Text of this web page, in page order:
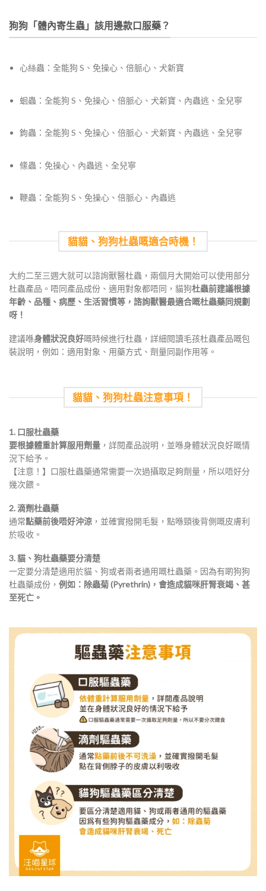
狗狗「體內寄生蟲」該用邊款口服藥？
心絲蟲：全能狗 S、免操心、倍脈心、犬新寶
蛔蟲：全能狗 S、免操心、倍脈心、犬新寶、內蟲逃、全兒寧
鉤蟲：全能狗 S、免操心、倍脈心、犬新寶、內蟲逃、全兒寧
絛蟲：免操心、內蟲逃、全兒寧
鞭蟲：全能狗 S、免操心、倍脈心、內蟲逃
貓貓、狗狗杜蟲嘅適合時機！
大約二至三週大就可以諮詢獸醫杜蟲，兩個月大開始可以使用部分
杜蟲產品。唔同產品成份、適用對象都唔同，貓狗杜蟲前建議根據
年齡、品種、病歷、生活習慣等，諮詢獸醫最適合嘅杜蟲藥同規劃
呀！
建議喺身體狀況良好嘅時候進行杜蟲，詳細閱讀毛孩杜蟲產品嘅包
裝說明，例如：適用對象、用藥方式、劑量同副作用等。
貓貓、狗狗杜蟲注意事項！
1. 口服杜蟲藥
要根據體重計算服用劑量 ，詳閱產品說明，並喺身體狀況良好嘅情
況下給予。
【注意！】口服杜蟲藥通常需要一次過攝取足夠劑量，所以唔好分
幾次餵。
2. 滴劑杜蟲藥
通常點藥前後唔好沖涼 ，並確實撥開毛髮，點喺頸後背側嘅皮膚利
於吸收。
3. 貓、狗杜蟲藥要分清楚
一定要分清楚適用於貓、狗或者兩者通用嘅杜蟲藥。因為有啲狗狗
杜蟲藥成份， 例如：除蟲菊 (Pyrethrin)，會造成貓咪肝腎衰竭、甚
至死亡。